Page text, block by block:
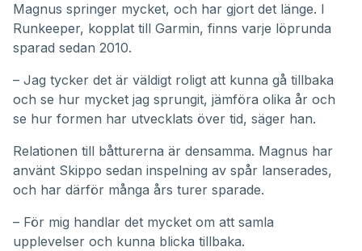
Magnus springer mycket, och har gjort det länge. I
Runkeeper, kopplat till Garmin, finns varje löprunda
sparad sedan 2010.
– Jag tycker det är väldigt roligt att kunna gå tillbaka
och se hur mycket jag sprungit, jämföra olika år och
se hur formen har utvecklats över tid, säger han.
Relationen till båtturerna är densamma. Magnus har
använt Skippo sedan inspelning av spår lanserades,
och har därför många års turer sparade.
– För mig handlar det mycket om att samla
upplevelser och kunna blicka tillbaka.